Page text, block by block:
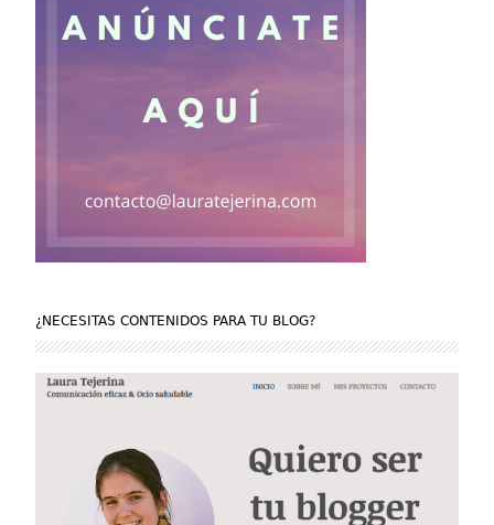
¿NECESITAS CONTENIDOS PARA TU BLOG?